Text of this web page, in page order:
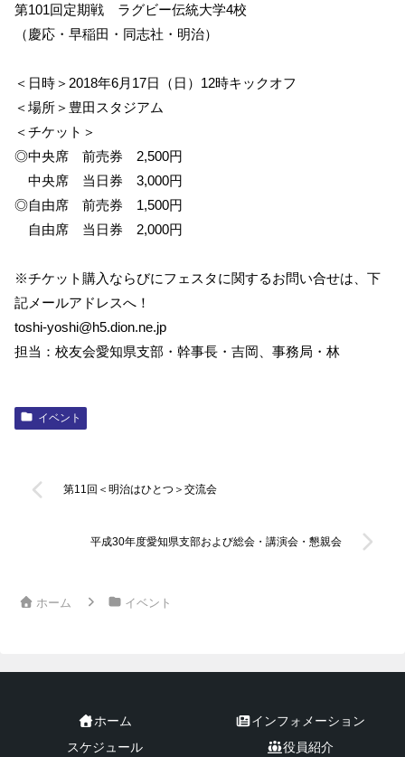
第101回定期戦 ラグビー伝統大学4校
（慶応・早稲田・同志社・明治）
＜日時＞2018年6月17日（日）12時キックオフ
＜場所＞豊田スタジアム
＜チケット＞
◎中央席 前売券 2,500円
中央席 当日券 3,000円
◎自由席 前売券 1,500円
自由席 当日券 2,000円
※チケット購入ならびにフェスタに関するお問い合せは、下
記メールアドレスへ！
toshi-yoshi@h5.dion.ne.jp
担当：校友会愛知県支部・幹事長・吉岡、事務局・林
イベント
第11回＜明治はひとつ＞交流会
平成30年度愛知県支部および総会・講演会・懇親会
ホーム イベント
ホーム
インフォメーション
スケジュール
役員紹介